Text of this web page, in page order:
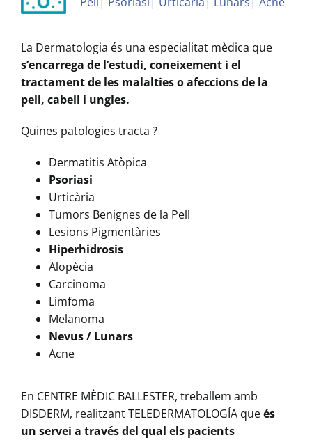
La Dermatologia és una especialitat mèdica que
s’encarrega de l’estudi, coneixement i el
tractament de les malalties o afeccions de la
pell, cabell i ungles.
Quines patologies tracta ?
Dermatitis Atòpica
Psoriasi
Urticària
Tumors Benignes de la Pell
Lesions Pigmentàries
Hiperhidrosis
Alopècia
Carcinoma
Limfoma
Melanoma
Nevus / Lunars
Acne
En CENTRE MÈDIC BALLESTER, treballem amb
DISDERM, realitzant TELEDERMATOLOGÍA queés
un servei a través del qual els pacients